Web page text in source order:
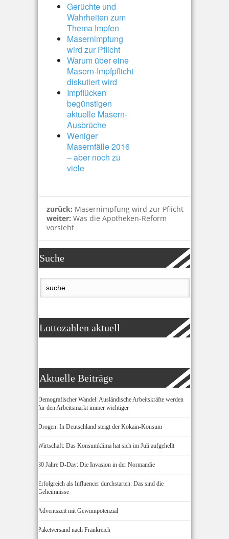
Gerüchte und
Wahrheiten zum
Thema Impfen
Masernimpfung
wird zur Pflicht
Warum über eine
Masern-Impfpflicht
diskutiert wird
Impflücken
begünstigen
aktuelle Masern-
Ausbrüche
Weniger
Masernfälle 2016
– aber noch zu
viele
zurück: Masernimpfung wird zur Pflicht
weiter: Was die Apotheken-Reform
vorsieht
Suche
Lottozahlen aktuell
Aktuelle Beiträge
Demografischer Wandel: Ausländische Arbeitskräfte werden
für den Arbeitsmarkt immer wichtiger
Drogen: In Deutschland steigt der Kokain-Konsum
Wirtschaft: Das Konsumklima hat sich im Juli aufgehellt
80 Jahre D-Day: Die Invasion in der Normandie
Erfolgreich als Influencer durchstarten: Das sind die
Geheimnisse
Adventszeit mit Gewinnpotenzial
Paketversand nach Frankreich